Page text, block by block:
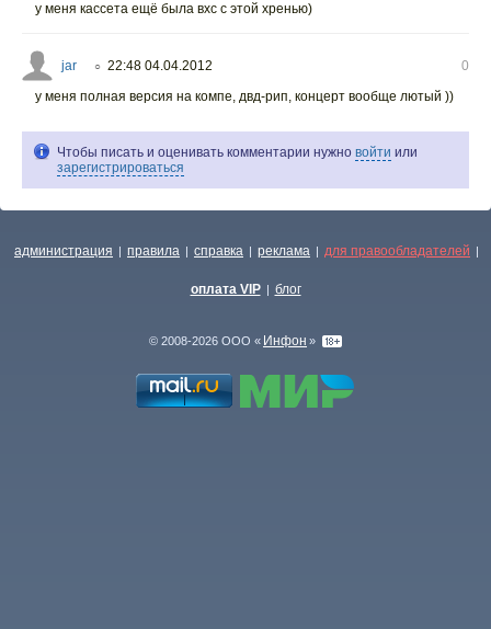
у меня кассета ещё была вхс с этой хренью)
jar ○ 22:48 04.04.2012
0
у меня полная версия на компе, двд-рип, концерт вообще лютый ))
Чтобы писать и оценивать комментарии нужно войти или
зарегистрироваться
администрация | правила | справка | реклама | для правообладателей |
оплата VIP | блог
© 2008-2026 ООО « Инфон »